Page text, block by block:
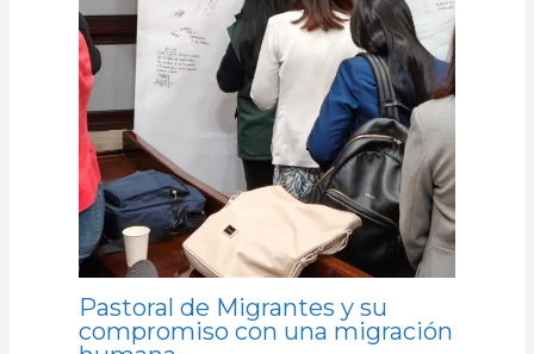
Pastoral de Migrantes y su
compromiso con una migración